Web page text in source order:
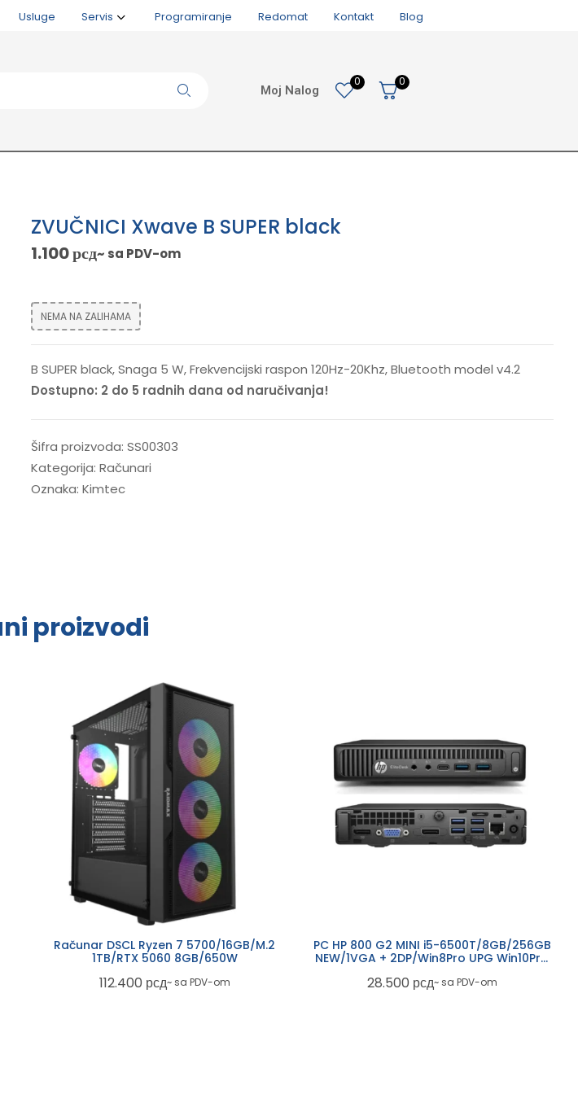
Usluge Servis Programiranje Redomat Kontakt Blog
Moj Nalog
0 0
ZVUČNICI Xwave B SUPER black
1.100рсд~ sa PDV-om
NEMA NA ZALIHAMA
B SUPER black, Snaga 5 W, Frekvencijski raspon 120Hz-20Khz, Bluetooth model v4.2
Dostupno: 2 do 5 radnih dana od naručivanja!
Šifra proizvoda: SS00303
Kategorija: Računari
Oznaka: Kimtec
proizvodi
Računar DSCL Ryzen 7 5700/16GB/M.2
1TB/RTX 5060 8GB/650W
112.400 рсд~ sa PDV-om
PC HP 800 G2 MINI i5-6500T/8GB/256GB
NEW/1VGA + 2DP/Win8Pro UPG Win10Pro
28.500 рсд~ sa PDV-om